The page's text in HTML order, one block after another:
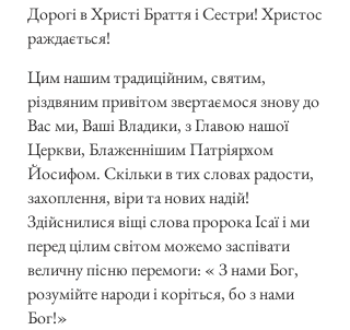
Дорогі в Христі Браття і Сестри! Христос
раждається!
Цим нашим традиційним, святим,
різдвяним привітом звертаємося знову до
Вас ми, Ваші Владики, з Главою нашої
Церкви, Блаженнішим Патріярхом
Йосифом. Скільки в тих словах радости,
захоплення, віри та нових надій!
Здійснилися віщі слова пророка Ісаї і ми
перед цілим світом можемо заспівати
величну пісню перемоги: « З нами Бог,
розумійте народи і коріться, бо з нами
Бог!»